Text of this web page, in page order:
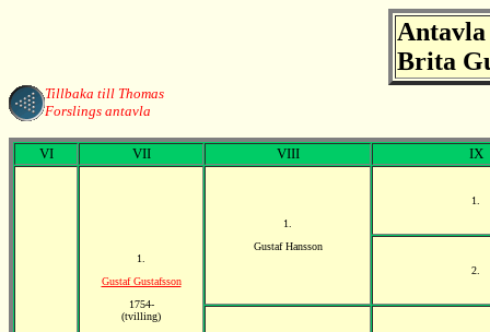
Brita
Tillbaka till Thomas
Forslings antavla
VI VII VIII IX
1.
Gustaf Gustafsson
1754-
(tvilling)
1.
Gustaf Hansson
1.
2.